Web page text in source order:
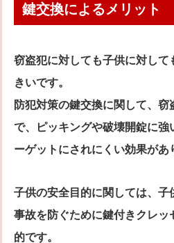
鍵交換によるメリット
窃盗犯に対しても子供に対して
きいです。
防犯対策の鍵交換に関して、
で、ピッキングや破壊開錠に強
ーゲットにされにくい効果があ
子供の安全目的に関しては、子
事故を防ぐために鍵付きクレッ
的です。